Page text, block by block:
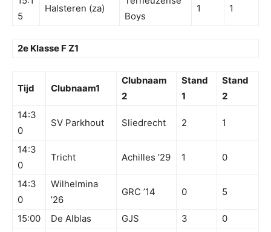
5
Halsteren (za)
Boys
1 1
2e Klasse F Z1
Tijd Clubnaam1
Clubnaam
2
Stand
1
Stand
2
14:3
0
SV Parkhout Sliedrecht 2 1
14:3
0
Tricht Achilles ’29 1 0
14:3
0
Wilhelmina
’26
GRC ’14 0 5
15:00 De Alblas GJS 3
0